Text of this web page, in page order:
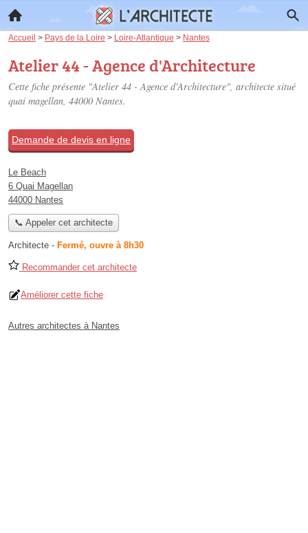
Accueil > Pays de la Loire > Loire-Atlantique > Nantes
Atelier 44 - Agence d'Architecture
Cette fiche présente "Atelier 44 - Agence d'Architecture", architecte situé
quai magellan, 44000 Nantes.
Demande de devis en ligne
Le Beach
6 Quai Magellan
44000 Nantes
📞 Appeler cet architecte
Architecte - Fermé, ouvre à 8h30
Recommander cet architecte
Améliorer cette fiche
Autres architectes à Nantes